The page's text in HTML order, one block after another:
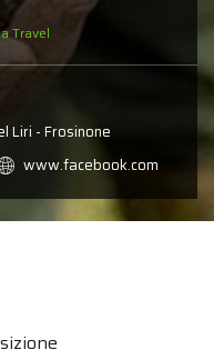
Travel
Liri - Frosinone
www.facebook.com